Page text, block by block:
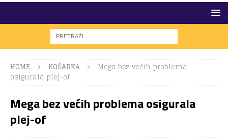
HOME KOŠARKA
Mega bez većih problema
osigurala plej-of
Mega bez većih problema osigurala
plej-of